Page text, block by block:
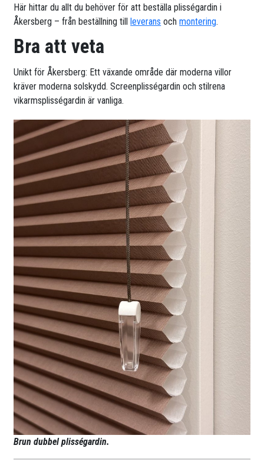
Här hittar du allt du behöver för att beställa plisségardin i
Åkersberg – från beställning tillleverans ochmontering.
Bra att veta
Unikt för Åkersberg: Ett växande område där moderna villor
kräver moderna solskydd. Screenplisségardin och stilrena
vikarmsplisségardin är vanliga.
Brun dubbel plisségardin.